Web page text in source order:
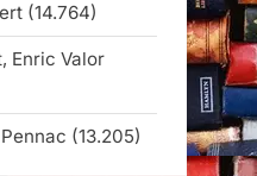
(14.764)
Enric Valor
(13.205)